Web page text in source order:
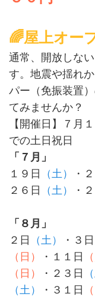
🌈屋上オー
通常、開放しな
す。地震や揺れ
パー（免振装置
てみませんか？
【開催日】７月
での土日祝日
「７月」
１９日
（土） ・
２６日
（土） ・
「８月」
２日
（土） ・３日
（日）
・１１日
（日）
・２３日
（土）
・３１日